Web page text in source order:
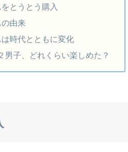
とうとう購入
由来
時代とともに変化
男子、どれくらい楽しめた？